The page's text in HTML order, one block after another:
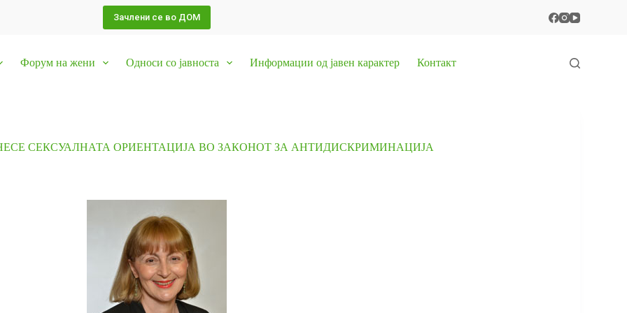
Зачлени се во ДОМ
Форум на жени Односи со јавноста Информации од јавен карактер Контакт
СЕКСУАЛНАТА ОРИЕНТАЦИЈА ВО ЗАКОНОТ ЗА АНТИДИСКРИМИНАЦИЈА